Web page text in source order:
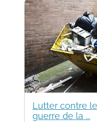
Lutter contre
guerre de la ...